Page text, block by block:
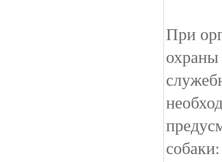
При
собаки: